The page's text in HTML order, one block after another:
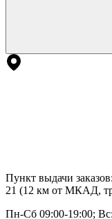
Пункт выдачи
21 (12 км от МКАД,
Пн-Сб 09:00-19:00;